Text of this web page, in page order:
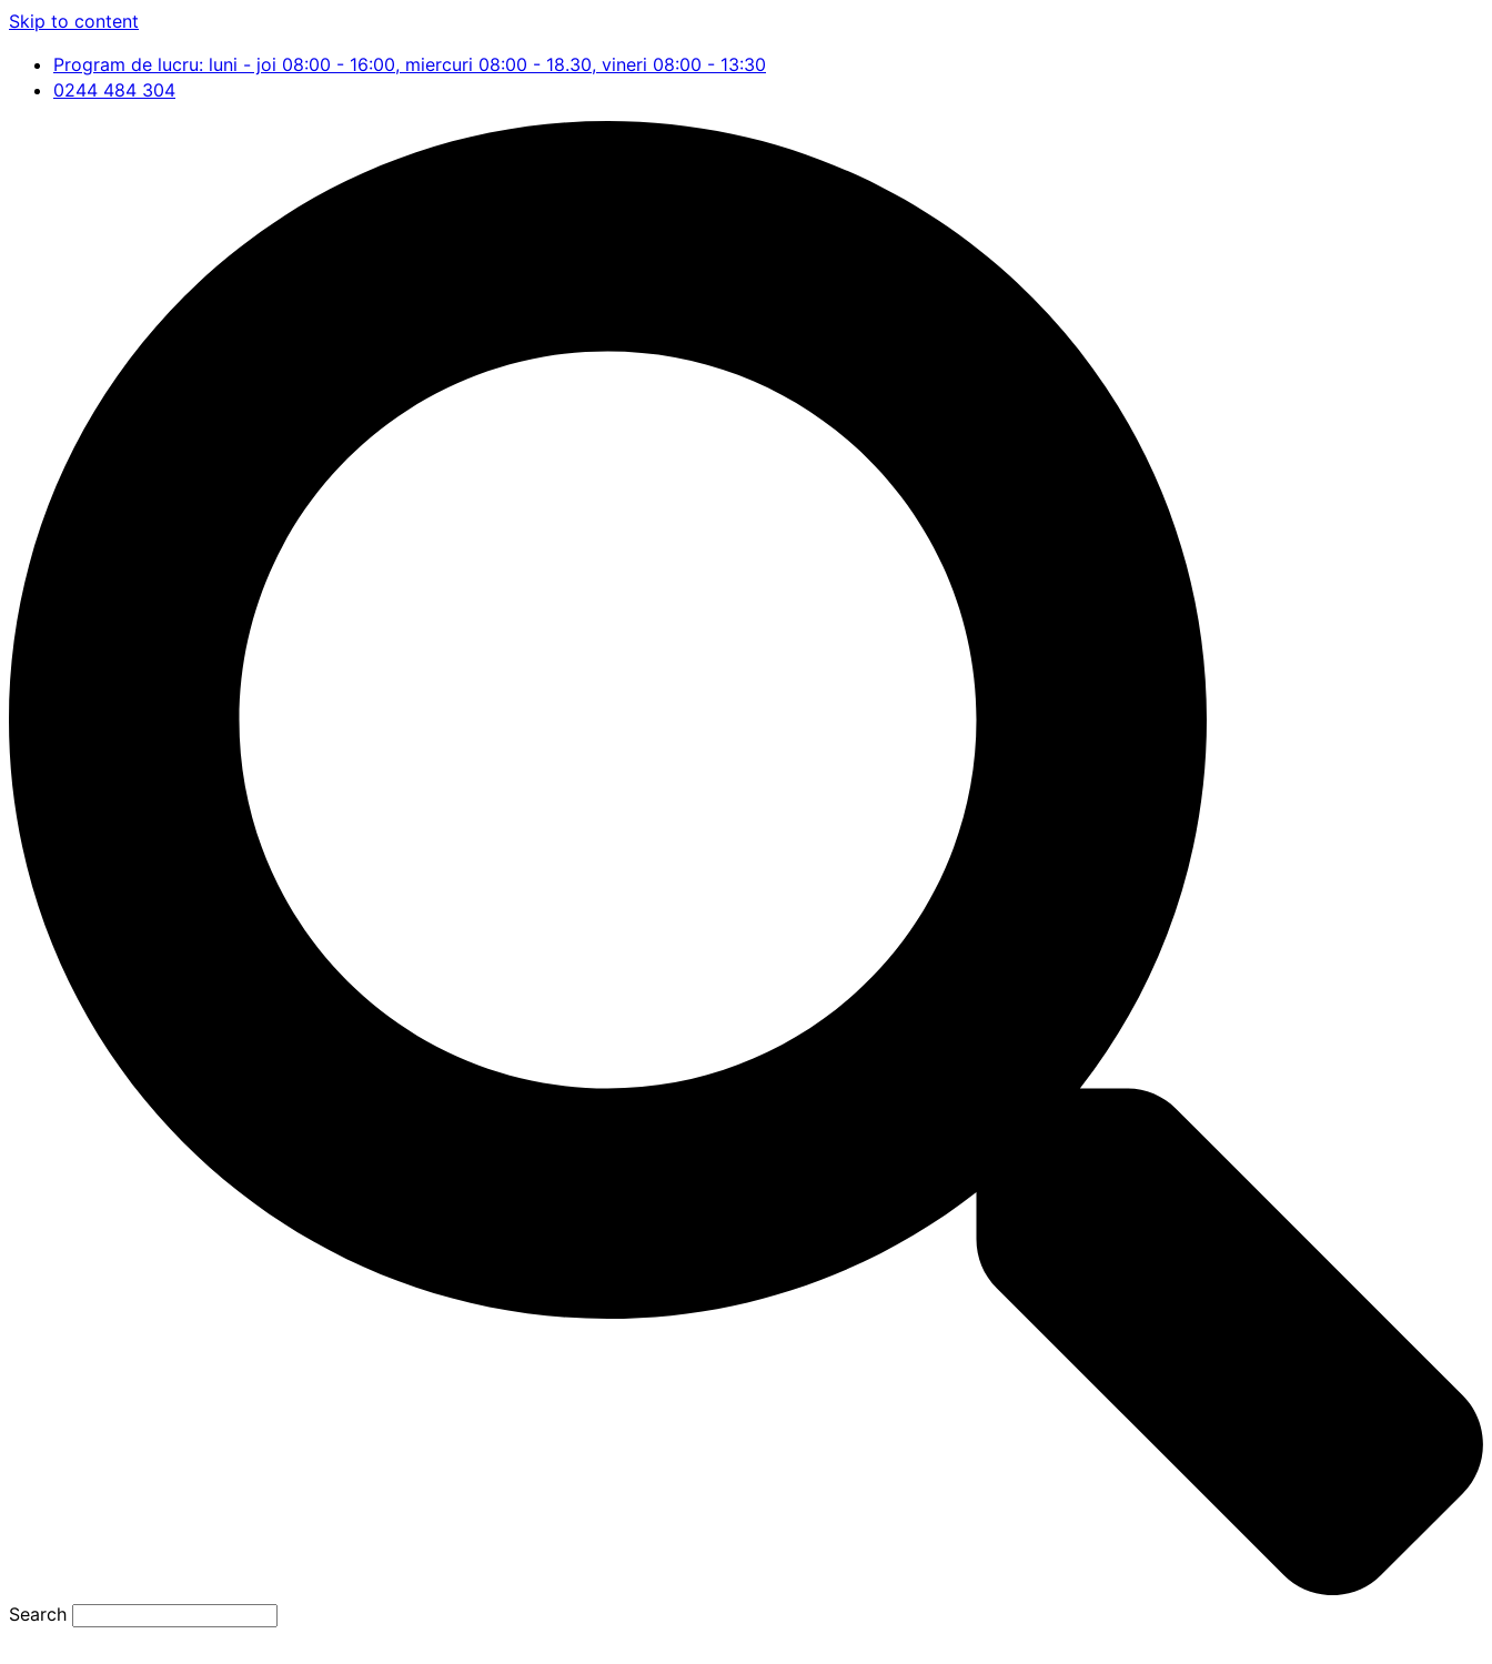
Skip to content
Program de lucru: luni - joi 08:00 - 16:00, miercuri 08:00 - 18.30, vineri 08:00 - 13:30
0244 484 304
Search